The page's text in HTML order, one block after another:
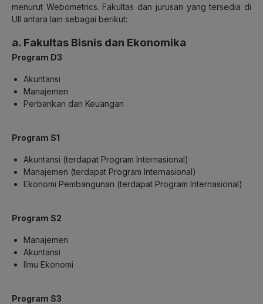
menurut Webometrics. Fakultas dan jurusan yang tersedia di
UII antara lain sebagai berikut:
a. Fakultas Bisnis dan Ekonomika
Program D3
Akuntansi
Manajemen
Perbankan dan Keuangan
Program S1
Akuntansi (terdapat Program Internasional)
Manajemen (terdapat Program Internasional)
Ekonomi Pembangunan (terdapat Program Internasional)
Program S2
Manajemen
Akuntansi
Ilmu Ekonomi
Program S3